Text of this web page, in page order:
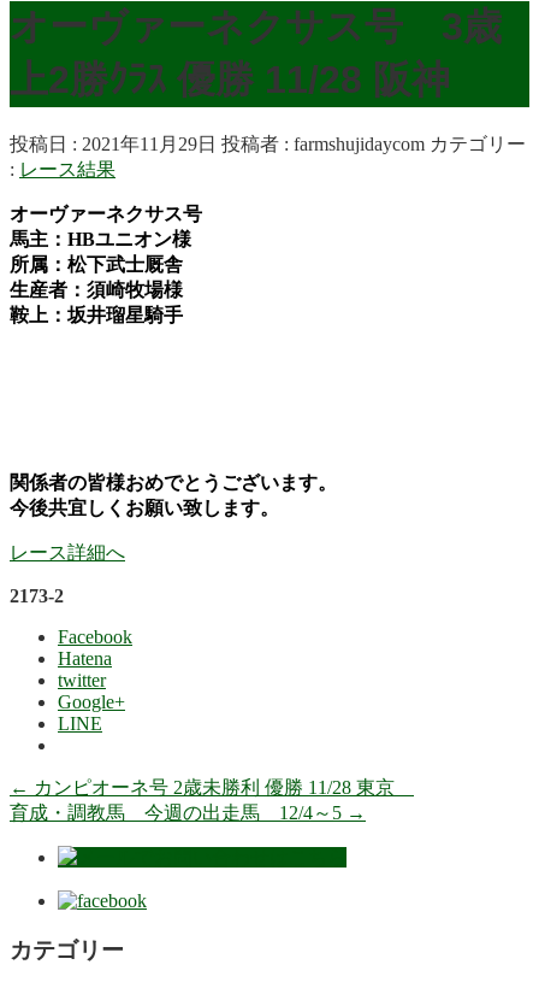
オーヴァーネクサス号 3歳
上2勝ｸﾗｽ 優勝 11/28 阪神
投稿日 : 2021年11月29日 投稿者 : farmshujidaycom カテゴリー
: レース結果
オーヴァーネクサス号
馬主：HBユニオン様
所属：松下武士厩舎
生産者：須崎牧場様
鞍上：坂井瑠星騎手
関係者の皆様おめでとうございます。
今後共宜しくお願い致します。
レース詳細へ
2173-2
Facebook
Hatena
twitter
Google+
LINE
← カンピオーネ号 2歳未勝利 優勝 11/28 東京
育成・調教馬 今週の出走馬 12/4～5 →
カテゴリー